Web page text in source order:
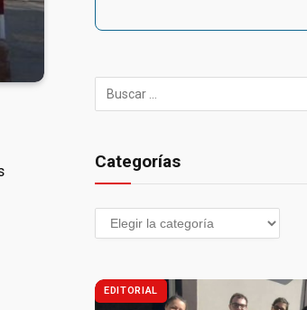
Categorías
EDITORIAL